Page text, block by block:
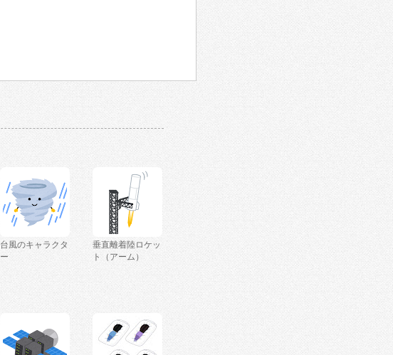
台風のキャラクタ
ー
垂直離着陸ロケッ
ト（アーム）